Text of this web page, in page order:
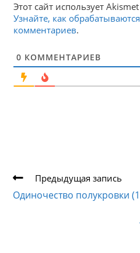
Этот сайт использует
Узнайте, как
комментариев.
0 КОММЕНТАРИЕВ
Еще
статьи
Предыдущая запись
Одиночество полукровки